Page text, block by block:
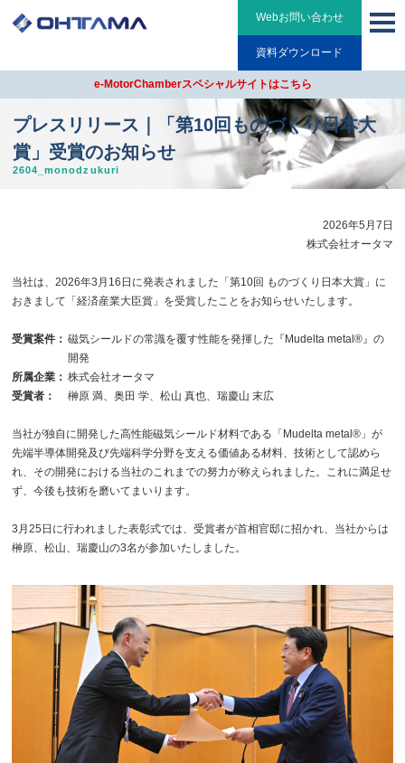
Webお問い合わせ
資料ダウンロード
e-MotorChamberスペシャルサイトはこちら
プレスリリース｜「第10回ものづくり日本大
賞」受賞のお知らせ
2604_monodzukuri
2026年5月7日
株式会社オータマ
当社は、2026年3月16日に発表されました「第10回 ものづくり日本大賞」に
おきまして「経済産業大臣賞」を受賞したことをお知らせいたします。
受賞案件： 磁気シールドの常識を覆す性能を発揮した『Mudelta metal®』の
開発
所属企業： 株式会社オータマ
受賞者：
榊原 満、奥田 学、松山 真也、瑞慶山 末広
当社が独自に開発した高性能磁気シールド材料である「Mudelta metal®」が
先端半導体開発及び先端科学分野を支える価値ある材料、技術として認めら
れ、その開発における当社のこれまでの努力が称えられました。これに満足せ
ず、今後も技術を磨いてまいります。
3月25日に行われました表彰式では、受賞者が首相官邸に招かれ、当社からは
榊原、松山、瑞慶山の3名が参加いたしました。